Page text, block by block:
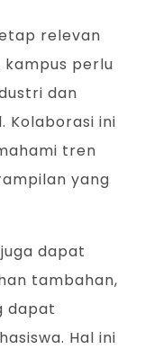
relevan
kampus perlu
dan
Kolaborasi ini
tren
yang
dapat
tambahan,
dapat
Hal ini